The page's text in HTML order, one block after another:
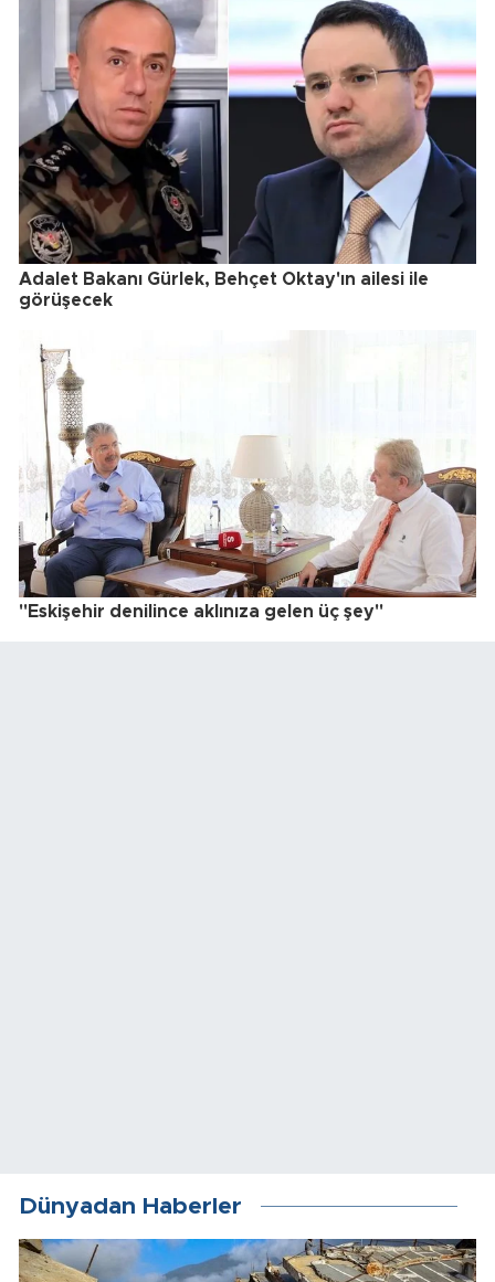
Adalet Bakanı Gürlek, Behçet Oktay'ın ailesi ile
görüşecek
"Eskişehir denilince aklınıza gelen üç şey"
Dünyadan Haberler